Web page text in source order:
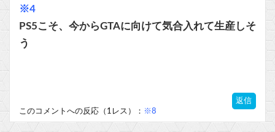
※4
PS5こそ、今からGTAに向けて気合入れて生産しそ
う
返信
このコメントへの反応（1レス）： ※8